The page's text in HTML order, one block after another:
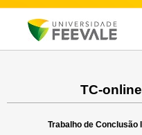
TC-online
Trabalho de Conclusão I